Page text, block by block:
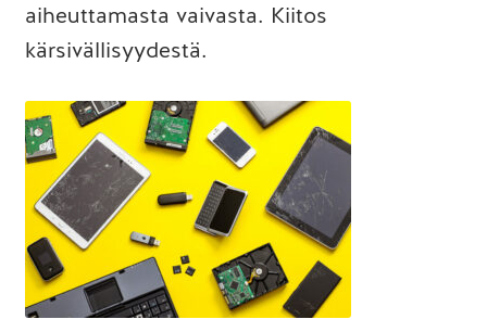
aiheuttamasta vaivasta. Kiitos
kärsivällisyydestä.